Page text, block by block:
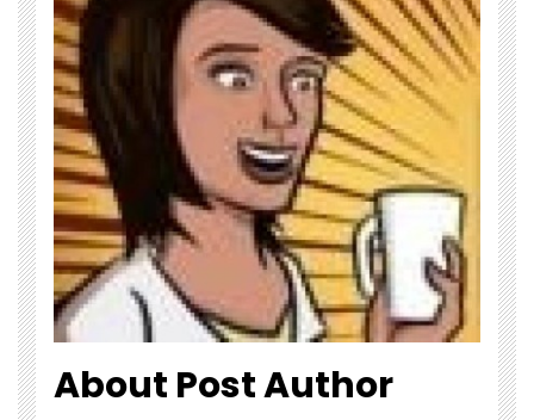
About Post Author